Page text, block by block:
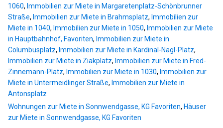
1060, Immobilien zur Miete in Margaretenplatz-Schönbrunner
Straße, Immobilien zur Miete in Brahmsplatz, Immobilien zur
Miete in 1040, Immobilien zur Miete in 1050, Immobilien zur Miete
in Hauptbahnhof, Favoriten, Immobilien zur Miete in
Columbusplatz, Immobilien zur Miete in Kardinal-Nagl-Platz,
Immobilien zur Miete in Ziakplatz, Immobilien zur Miete in Fred-
Zinnemann-Platz, Immobilien zur Miete in 1030, Immobilien zur
Miete in Untermeidlinger Straße, Immobilien zur Miete in
Antonsplatz
Wohnungen zur Miete in Sonnwendgasse, KG Favoriten, Häuser
zur Miete in Sonnwendgasse, KG Favoriten